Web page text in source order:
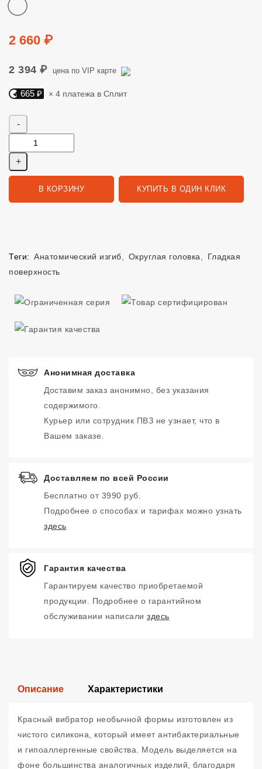
Цвет
Цена
2 660 ₽
2 394 ₽ цена по VIP карте
Яндекс Сплит. 665 руб, 4 платежа в Сплит
665 ₽ × 4 платежа в Сплит
В КОРЗИНУ КУПИТЬ В ОДИН КЛИК
Теги: Анатомический изгиб Округлая головка
Гладкая
поверхность
Анонимная доставка
Доставим заказ анонимно, без указания
содержимого.
Курьер или сотрудник ПВЗ не узнает, что в
Вашем заказе.
Доставляем по всей России
Бесплатно от 3990 руб.
Подробнее о способах и тарифах можно узнать
здесь
Гарантия качества
Гарантируем качество приобретаемой
продукции. Подробнее о гарантийном
обслуживании написали здесь
Описание Характеристики
Красный вибратор необычной формы изготовлен из
чистого силикона, который имеет антибактериальные
и гипоаллергенные свойства. Модель выделяется на
фоне большинства аналогичных изделий, благодаря